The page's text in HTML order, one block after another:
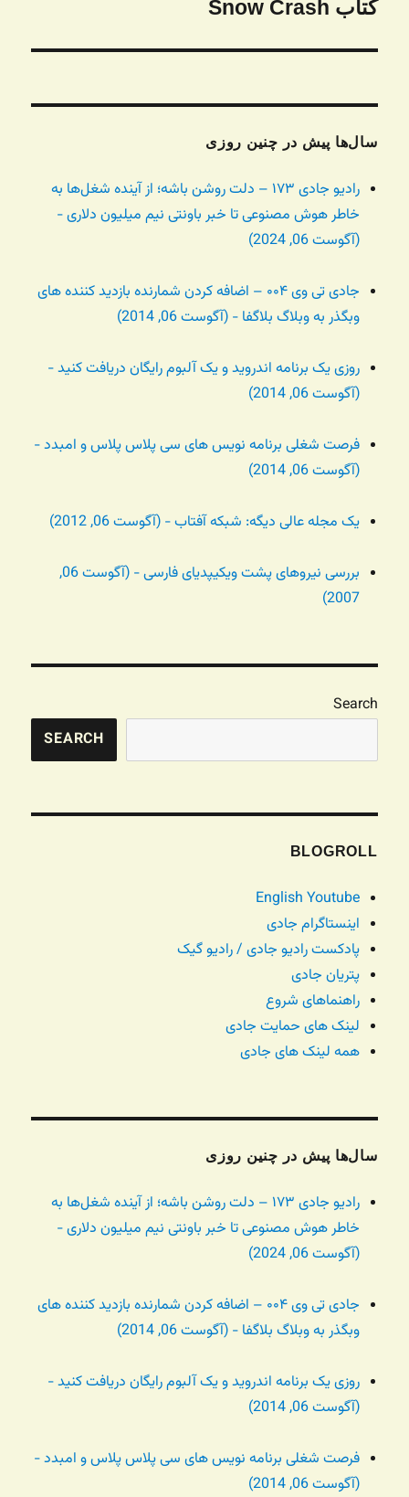
نوشته
کتاب Snow Crash
سال‌ها پیش در چنین روزی
رادیو جادی ۱۷۳ – دلت روشن باشه؛ از آینده شغل‌ها به
خاطر هوش مصنوعی تا خبر باونتی نیم میلیون دلاری -
(آگوست 06, 2024)
جادی تی وی ۰۰۴ – اضافه کردن شمارنده بازدید کننده های
وبگذر به وبلاگ بلاگفا - (آگوست 06, 2014)
روزی یک برنامه اندروید و یک آلبوم رایگان دریافت کنید -
(آگوست 06, 2014)
فرصت شغلی برنامه نویس های سی پلاس پلاس و امبدد -
(آگوست 06, 2014)
یک مجله عالی دیگه: شبکه آفتاب - (آگوست 06, 2012)
بررسی نیروهای پشت ویکیپدیای فارسی - (آگوست 06,
2007)
Search
SEARCH
BLOGROLL
English Youtube
اینستاگرام جادی
پادکست رادیو جادی / رادیو گیک
پتریان جادی
راهنماهای شروع
لینک های حمایت جادی
همه لینک های جادی
سال‌ها پیش در چنین روزی
رادیو جادی ۱۷۳ – دلت روشن باشه؛ از آینده شغل‌ها به
خاطر هوش مصنوعی تا خبر باونتی نیم میلیون دلاری -
(آگوست 06, 2024)
جادی تی وی ۰۰۴ – اضافه کردن شمارنده بازدید کننده های
وبگذر به وبلاگ بلاگفا - (آگوست 06, 2014)
روزی یک برنامه اندروید و یک آلبوم رایگان دریافت کنید -
(آگوست 06, 2014)
فرصت شغلی برنامه نویس های سی پلاس پلاس و امبدد -
(آگوست 06, 2014)